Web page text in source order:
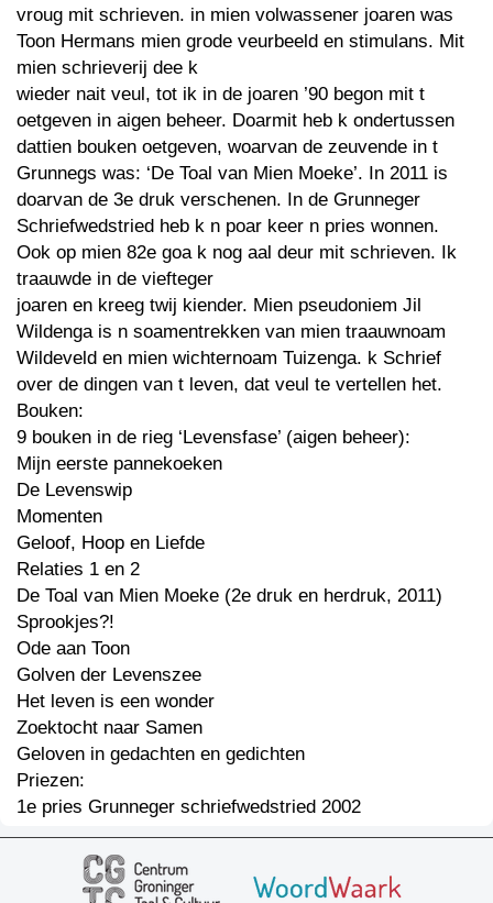
vroug mit schrieven. in mien volwassener joaren was
Toon Hermans mien grode veurbeeld en stimulans. Mit
mien schrieverij dee k
wieder nait veul, tot ik in de joaren ’90 begon mit t
oetgeven in aigen beheer. Doarmit heb k ondertussen
dattien bouken oetgeven, woarvan de zeuvende in t
Grunnegs was: ‘De Toal van Mien Moeke’. In 2011 is
doarvan de 3e druk verschenen. In de Grunneger
Schriefwedstried heb k n poar keer n pries wonnen.
Ook op mien 82e goa k nog aal deur mit schrieven. Ik
traauwde in de viefteger
joaren en kreeg twij kiender. Mien pseudoniem Jil
Wildenga is n soamentrekken van mien traauwnoam
Wildeveld en mien wichternoam Tuizenga. k Schrief
over de dingen van t leven, dat veul te vertellen het.
Bouken:
9 bouken in de rieg ‘Levensfase’ (aigen beheer):
Mijn eerste pannekoeken
De Levenswip
Momenten
Geloof, Hoop en Liefde
Relaties 1 en 2
De Toal van Mien Moeke (2e druk en herdruk, 2011)
Sprookjes?!
Ode aan Toon
Golven der Levenszee
Het leven is een wonder
Zoektocht naar Samen
Geloven in gedachten en gedichten
Priezen:
1e pries Grunneger schriefwedstried 2002